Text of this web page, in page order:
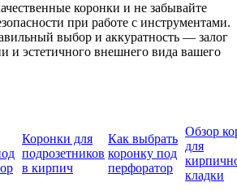
коронки и не забывайте
при работе с инструментами.
выбор и аккуратность — залог
и эстетичного внешнего вида вашего
Коронки для
подрозетников
в кирпич
Как выбрать
коронку под
перфоратор
Обзор
для
кладки